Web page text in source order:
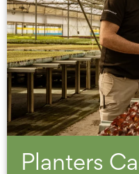
Planters